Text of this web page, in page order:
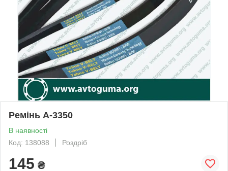
Ремінь А-3350
В наявності
Код: 138088
Роздріб
145 ₴